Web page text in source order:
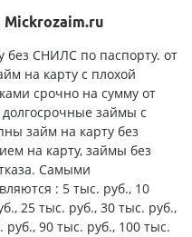
Mickrozaim.ru
без СНИЛС по паспорту. от
на карту с плохой
срочно на сумму от
займы с
займ на карту без
на карту, займы без
Самыми
: 5 тыс. руб., 10
25 тыс. руб., 30 тыс. руб.,
90 тыс. руб., 100 тыс.